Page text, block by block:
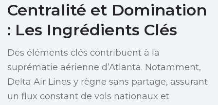
Centralité et Domination
: Les Ingrédients Clés
Des éléments clés contribuent à la
suprématie aérienne d’Atlanta. Notamment,
Delta Air Lines y règne sans partage, assurant
un flux constant de vols nationaux et